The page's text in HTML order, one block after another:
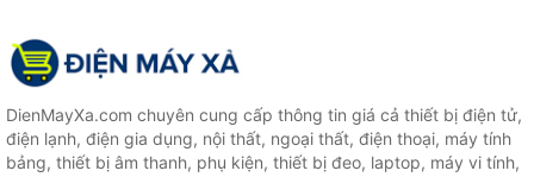
DienMayXa.com chuyên cung cấp thông tin giá cả thiết bị điện tử,
điện lạnh, điện gia dụng, nội thất, ngoại thất, điện thoại, máy tính
bảng, thiết bị âm thanh, phụ kiện, thiết bị đeo, laptop, máy vi tính,